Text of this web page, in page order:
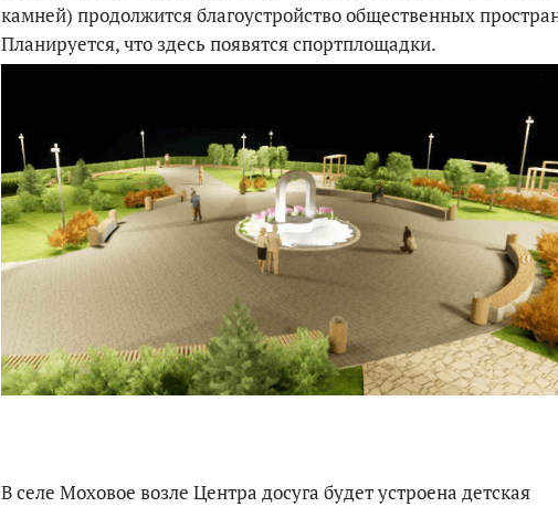
камней) продолжится благоустройство общественных
Планируется, что здесь появятся спортплощадки.
В селе Моховое возле Центра досуга будет устроена детская